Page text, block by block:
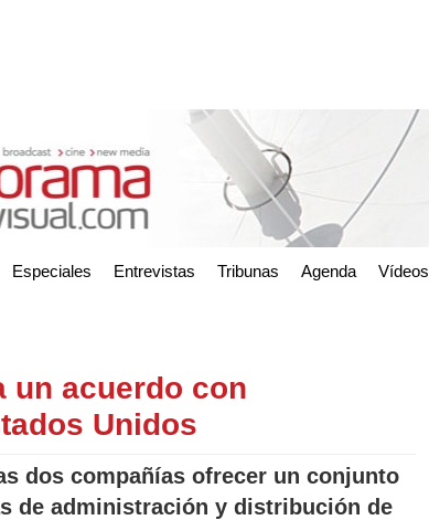
Especiales Entrevistas Tribunas Agenda Vídeos
un acuerdo con
Unidos
dos compañías ofrecer un conjunto
de administración y distribución de